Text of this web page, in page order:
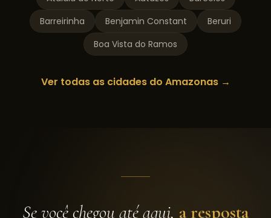
Barreirinha
Benjamin Constant
Beruri
Boa Vista do Ramos
Ver todas as cidades do Amazonas→
Se você chegou até aqui, a resposta